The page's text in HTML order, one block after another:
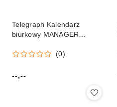
Telegraph Kalendarz
biurkowy MANAGER
Telegraph
(0)
Cena:
--,--